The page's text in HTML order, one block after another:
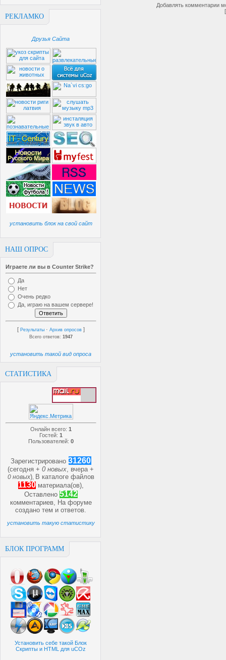
РЕКЛАМКО
Друзья Сайта
установить блок на свой сайт
НАШ ОПРОС
Играете ли вы в Counter Strike?
Да
Нет
Очень редко
Да, играю на вашем сервере!
[ Результаты · Архив опросов ]
Всего ответов: 1947
установить такой вид опроса
СТАТИСТИКА
Онлайн всего: 1
Гостей: 1
Пользователей: 0
Зарегистрировано 31260
(сегодня +0 новых, вчера +
0 новых) В каталоге файлов
1130 материала(ов),
Оставлено 5142
комментариев, На форуме
созданотем иответов.
установить такую статистику
БЛОК ПРОГРАММ
Установить себе такой Блок
Скрипты и HTML для uCOz
Добавлять комментарии